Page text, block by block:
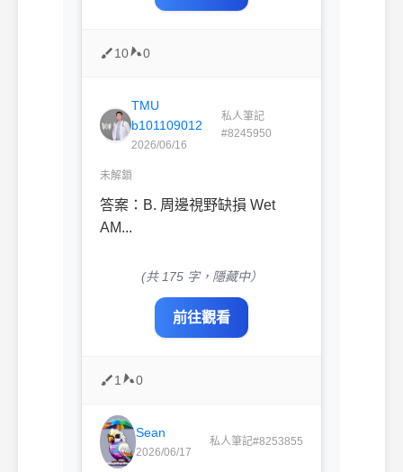
10 0
TMU
b101109012
2026/06/16
私人筆記
#8245950
未解鎖
答案：B. 周邊視野缺損 Wet
AM...
(共 175 字，隱藏中）
前往觀看
1 0
Sean
2026/06/17
私人筆記#8253855